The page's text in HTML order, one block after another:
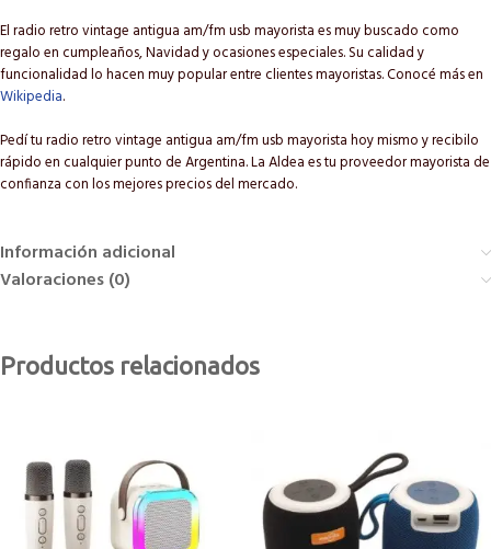
El radio retro vintage antigua am/fm usb mayorista es muy buscado como
regalo en cumpleaños, Navidad y ocasiones especiales. Su calidad y
funcionalidad lo hacen muy popular entre clientes mayoristas. Conocé más en
Wikipedia.
Pedí tu radio retro vintage antigua am/fm usb mayorista hoy mismo y recibilo
rápido en cualquier punto de Argentina. La Aldea es tu proveedor mayorista de
confianza con los mejores precios del mercado.
Información adicional
Valoraciones (0)
Productos relacionados